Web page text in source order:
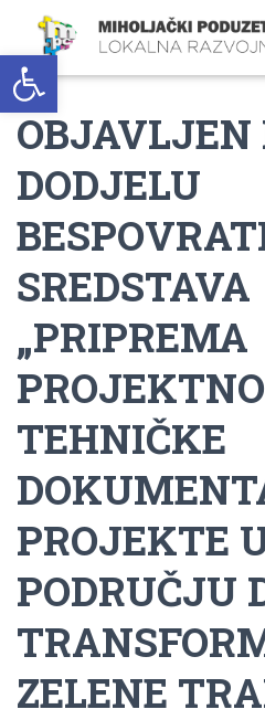
Open toolbar
OBJAVLJEN
DODJELU
SREDSTAVA
„PRIPREMA
TEHNIČKE
PROJEKTE
PODRUČJU
ZELENE